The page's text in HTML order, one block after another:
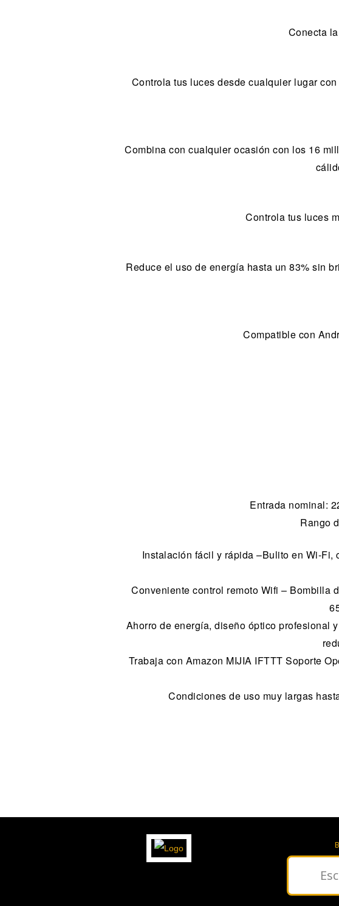
Conecta
Controla tus luces desde cualquier lugar
Combina con cualquier ocasión con los 16
Controla tus luces
Reduce el uso de energía hasta un 83% sin
Compatible con
Entrada nominal:
Rango
Instalación fácil y rápida –Bulito en Wi-
Conveniente control remoto Wifi – Bombilla
Ahorro de energía, diseño óptico profesional
Trabaja con Amazon MIJIA IFTTT Soporte
Condiciones de uso muy largas